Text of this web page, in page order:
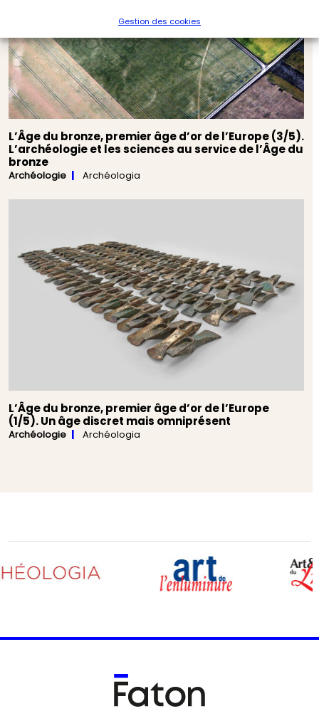
Gestion des cookies
L’Âge du bronze, premier âge d’or de l’Europe (3/5).
L’archéologie et les sciences au service de l’Âge du
bronze
Archéologie Archéologia
L’Âge du bronze, premier âge d’or de l’Europe
(1/5). Un âge discret mais omniprésent
Archéologie Archéologia